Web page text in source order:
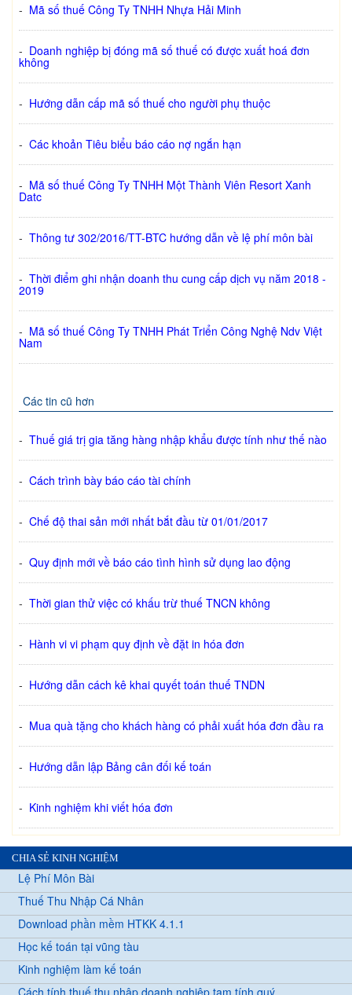
- Mã số thuế Công Ty TNHH Nhựa Hải Minh
- Doanh nghiệp bị đóng mã số thuế có được xuất hoá đơn
không
- Hướng dẫn cấp mã số thuế cho người phụ thuộc
- Các khoản Tiêu biểu báo cáo nợ ngắn hạn
- Mã số thuế Công Ty TNHH Một Thành Viên Resort Xanh
Datc
- Thông tư 302/2016/TT-BTC hướng dẫn về lệ phí môn bài
- Thời điểm ghi nhận doanh thu cung cấp dịch vụ năm 2018 -
2019
- Mã số thuế Công Ty TNHH Phát Triển Công Nghệ Ndv Việt
Nam
Các tin cũ hơn
- Thuế giá trị gia tăng hàng nhập khẩu được tính như thế nào
- Cách trình bày báo cáo tài chính
- Chế độ thai sản mới nhất bắt đầu từ 01/01/2017
- Quy định mới về báo cáo tình hình sử dụng lao động
- Thời gian thử việc có khấu trừ thuế TNCN không
- Hành vi vi phạm quy định về đặt in hóa đơn
- Hướng dẫn cách kê khai quyết toán thuế TNDN
- Mua quà tặng cho khách hàng có phải xuất hóa đơn đầu ra
- Hướng dẫn lập Bảng cân đối kế toán
- Kinh nghiệm khi viết hóa đơn
CHIA SẺ KINH NGHIỆM
Lệ Phí Môn Bài
Thuế Thu Nhập Cá Nhân
Download phần mềm HTKK 4.1.1
Học kế toán tại vũng tàu
Kinh nghiệm làm kế toán